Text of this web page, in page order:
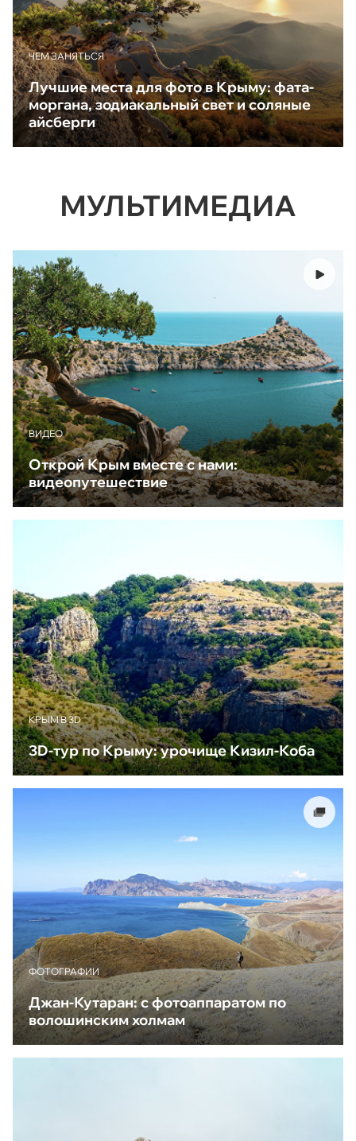
ЧЕМ ЗАНЯТЬСЯ
Лучшие места для фото в Крыму: фата-
моргана, зодиакальный свет и соляные
айсберги
МУЛЬТИМЕДИА
ВИДЕО
Открой Крым вместе с нами:
видеопутешествие
КРЫМ В 3D
3D-тур по Крыму: урочище Кизил-Коба
ФОТОГРАФИИ
Джан-Кутаран: с фотоаппаратом по
волошинским холмам